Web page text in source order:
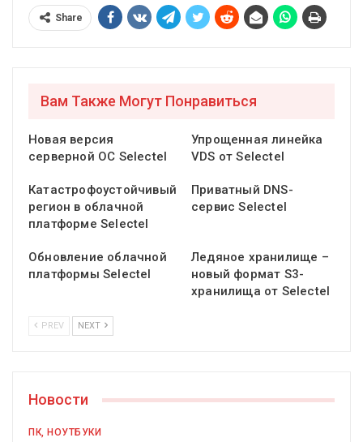
Share
Вам Также Могут Понравиться
Новая версия
серверной ОС Selectel
Упрощенная линейка
VDS от Selectel
Катастрофоустойчивый
регион в облачной
платформе Selectel
Приватный DNS-
сервис Selectel
Обновление облачной
платформы Selectel
Ледяное хранилище –
новый формат S3-
хранилища от Selectel
PREV NEXT
Новости
ПК, НОУТБУКИ